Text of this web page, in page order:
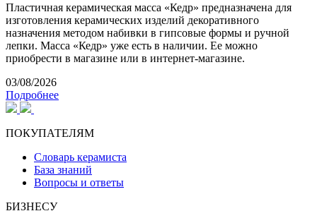
Пластичная керамическая масса «Кедр» предназначена для
изготовления керамических изделий декоративного
назначения методом набивки в гипсовые формы и ручной
лепки. Масса «Кедр» уже есть в наличии. Ее можно
приобрести в магазине или в интернет-магазине.
03/08/2026
Подробнее
ПОКУПАТЕЛЯМ
Словарь керамиста
База знаний
Вопросы и ответы
БИЗНЕСУ